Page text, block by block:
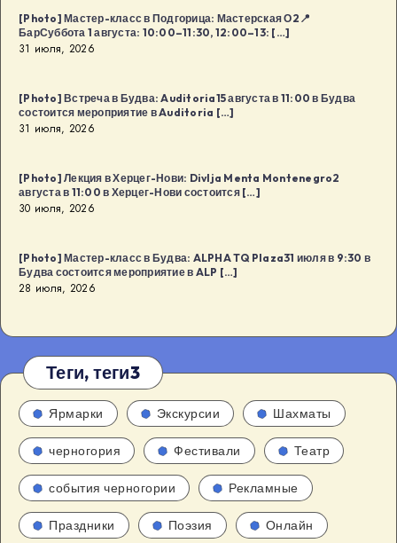
[Photo] Мастер-класс в Подгорица: Мастерская О2📍
БарСуббота 1 августа: 10:00–11:30, 12:00–13: […]
31 июля, 2026
[Photo] Встреча в Будва: Auditoria15 августа в 11:00 в Будва
состоится мероприятие в Auditoria […]
31 июля, 2026
[Photo] Лекция в Херцег-Нови: Divlja Menta Montenegro2
августа в 11:00 в Херцег-Нови состоится […]
30 июля, 2026
[Photo] Мастер-класс в Будва: ALPHA TQ Plaza31 июля в 9:30 в
Будва состоится мероприятие в ALP […]
28 июля, 2026
Теги, теги3
Ярмарки Экскурсии Шахматы
черногория Фестивали Театр
события черногории Рекламные
Праздники Поэзия Онлайн